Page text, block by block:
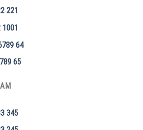
221
1001
64
65
345